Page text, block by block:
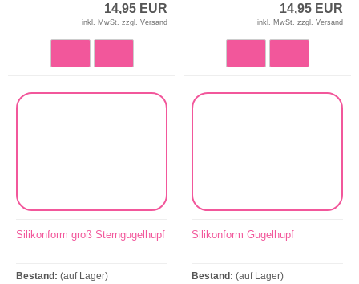
14,95 EUR
inkl. MwSt. zzgl. Versand
14,95 EUR
inkl. MwSt. zzgl. Versand
Silikonform groß Sterngugelhupf
Bestand: (auf Lager)
Silikonform Gugelhupf
Bestand: (auf Lager)